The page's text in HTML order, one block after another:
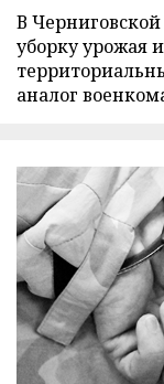
В
уборку урожая
аналог